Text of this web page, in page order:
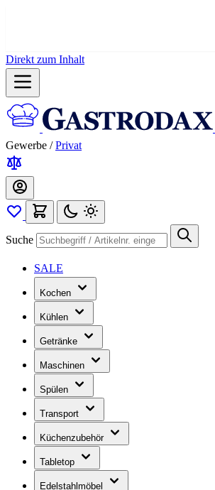
Direkt zum Inhalt
Gewerbe / Privat
Suche
SALE
Kochen
Kühlen
Getränke
Maschinen
Spülen
Transport
Küchenzubehör
Tabletop
Edelstahlmöbel